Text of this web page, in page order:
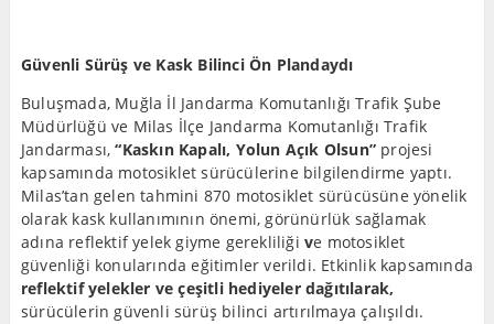
Güvenli Sürüş ve Kask Bilinci Ön Plandaydı
Buluşmada, Muğla İl Jandarma Komutanlığı Trafik Şube
Müdürlüğü ve Milas İlçe Jandarma Komutanlığı Trafik
Jandarması,“Kaskın Kapalı, Yolun Açık Olsun” projesi
kapsamında motosiklet sürücülerine bilgilendirme yaptı.
Milas’tan gelen tahmini 870 motosiklet sürücüsüne yönelik
olarak kask kullanımının önemi, görünürlük sağlamak
adına reflektif yelek giyme gerekliliği ve motosiklet
güvenliği konularında eğitimler verildi. Etkinlik kapsamında
reflektif yelekler ve çeşitli hediyeler dağıtılarak,
sürücülerin güvenli sürüş bilinci artırılmaya çalışıldı.